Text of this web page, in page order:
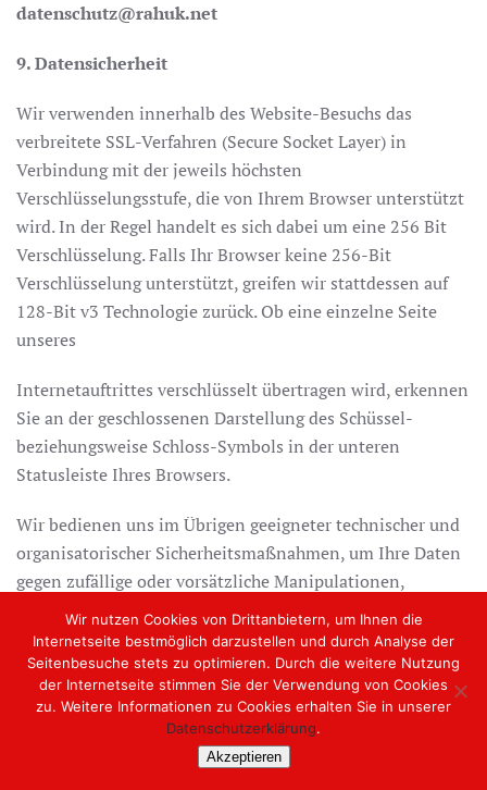
datenschutz@rahuk.net
9. Datensicherheit
Wir verwenden innerhalb des Website-Besuchs das
verbreitete SSL-Verfahren (Secure Socket Layer) in
Verbindung mit der jeweils höchsten
Verschlüsselungsstufe, die von Ihrem Browser unterstützt
wird. In der Regel handelt es sich dabei um eine 256 Bit
Verschlüsselung. Falls Ihr Browser keine 256-Bit
Verschlüsselung unterstützt, greifen wir stattdessen auf
128-Bit v3 Technologie zurück. Ob eine einzelne Seite
unseres
Internetauftrittes verschlüsselt übertragen wird, erkennen
Sie an der geschlossenen Darstellung des Schüssel-
beziehungsweise Schloss-Symbols in der unteren
Statusleiste Ihres Browsers.
Wir bedienen uns im Übrigen geeigneter technischer und
organisatorischer Sicherheitsmaßnahmen, um Ihre Daten
gegen zufällige oder vorsätzliche Manipulationen,
teilweisen oder vollständigen Verlust, Zerstörung oder
gegen den unbefugten Zugriff Dritter zu schützen. Unsere
Sicherheitsmaßnahmen werden entsprechend der
technologischen Entwicklung fortlaufend verbessert.
10. Aktualität und Änderung dieser
Datenschutzerklärung
Wir nutzen Cookies von Drittanbietern, um Ihnen die
Internetseite bestmöglich darzustellen und durch Analyse der
Seitenbesuche stets zu optimieren. Durch die weitere Nutzung
der Internetseite stimmen Sie der Verwendung von Cookies
zu. Weitere Informationen zu Cookies erhalten Sie in unserer
Datenschutzerklärung.
Akzeptieren